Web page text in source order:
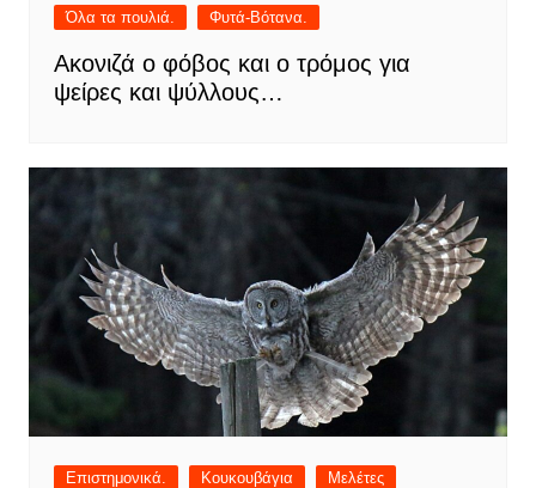
Όλα τα πουλιά.
Φυτά-Βότανα.
Ακονιζά ο φόβος και ο τρόμος για
ψείρες και ψύλλους…
Επιστημονικά. Κουκουβάγια
Μελέτες